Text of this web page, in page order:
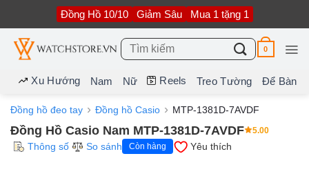
nội
dung
Đồng Hồ 10/10 Giảm Sâu Mua 1 tặng 1
Tìm
kiếm:
0
Xu Hướng Nam Nữ Reels Treo Tường Để Bàn
Đồng hồ đeo tay Đồng hồ Casio MTP-1381D-7AVDF
Đồng Hồ Casio Nam MTP-1381D-7AVDF 5.00
Thông số So sánh Còn hàng Yêu thích